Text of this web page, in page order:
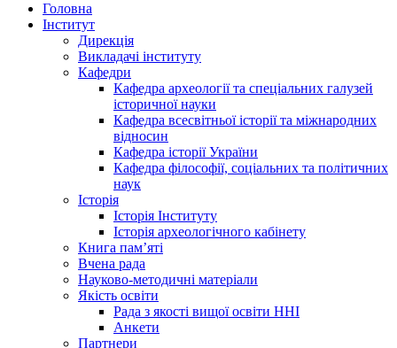
Головна
Інститут
Дирекція
Викладачі інституту
Кафедри
Кафедра археології та спеціальних галузей
історичної науки
Кафедра всесвітньої історії та міжнародних
відносин
Кафедра історії України
Кафедра філософії, соціальних та політичних
наук
Історія
Історія Інституту
Історія археологічного кабінету
Книга памʼяті
Вчена рада
Науково-методичні матеріали
Якість освіти
Рада з якості вищої освіти ННІ
Анкети
Партнери